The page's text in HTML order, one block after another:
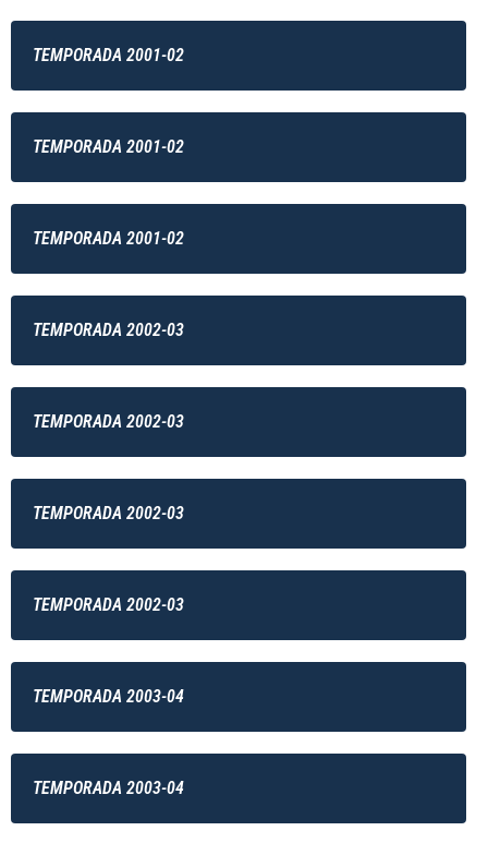
TEMPORADA 2001-02
TEMPORADA 2001-02
TEMPORADA 2001-02
TEMPORADA 2002-03
TEMPORADA 2002-03
TEMPORADA 2002-03
TEMPORADA 2002-03
TEMPORADA 2003-04
TEMPORADA 2003-04